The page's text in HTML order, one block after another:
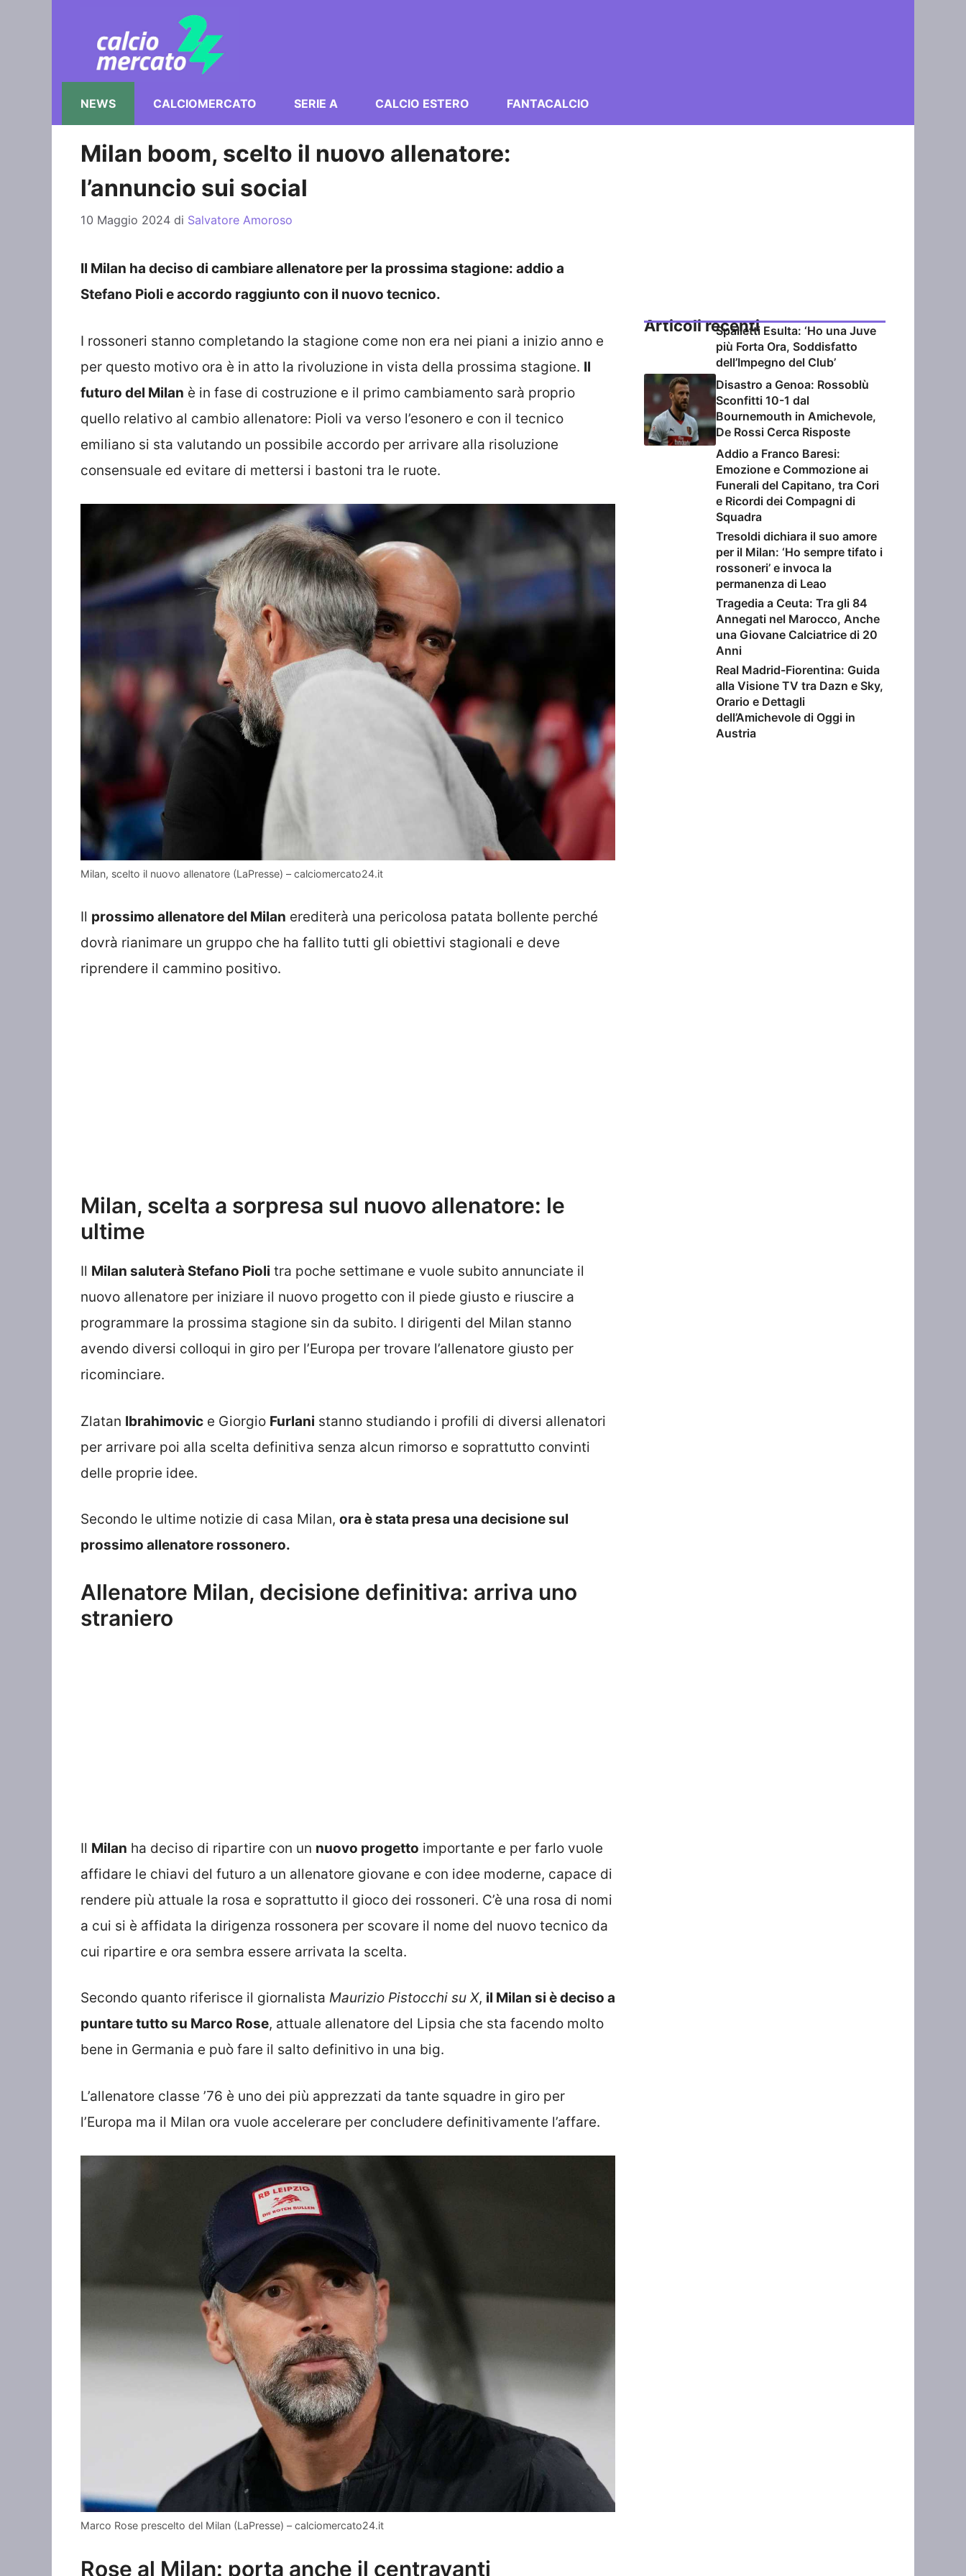
NEWS CALCIOMERCATO SERIE A CALCIO ESTERO FANTACALCIO
Milan boom, scelto il nuovo allenatore:
l’annuncio sui social
10 Maggio 2024 di Salvatore Amoroso
Il Milan ha deciso di cambiare allenatore per la prossima stagione: addio a
Stefano Pioli e accordo raggiunto con il nuovo tecnico.
I rossoneri stanno completando la stagione come non era nei piani a inizio anno e
per questo motivo ora è in atto la rivoluzione in vista della prossima stagione. Il
futuro del Milan è in fase di costruzione e il primo cambiamento sarà proprio
quello relativo al cambio allenatore: Pioli va verso l’esonero e con il tecnico
emiliano si sta valutando un possibile accordo per arrivare alla risoluzione
consensuale ed evitare di mettersi i bastoni tra le ruote.
Milan, scelto il nuovo allenatore (LaPresse) – calciomercato24.it
Il prossimo allenatore del Milan erediterà una pericolosa patata bollente perché
dovrà rianimare un gruppo che ha fallito tutti gli obiettivi stagionali e deve
riprendere il cammino positivo.
Milan, scelta a sorpresa sul nuovo allenatore: le
ultime
Il Milan saluterà Stefano Pioli tra poche settimane e vuole subito annunciate il
nuovo allenatore per iniziare il nuovo progetto con il piede giusto e riuscire a
programmare la prossima stagione sin da subito. I dirigenti del Milan stanno
avendo diversi colloqui in giro per l’Europa per trovare l’allenatore giusto per
ricominciare.
Zlatan Ibrahimovic e Giorgio Furlani stanno studiando i profili di diversi allenatori
per arrivare poi alla scelta definitiva senza alcun rimorso e soprattutto convinti
delle proprie idee.
Secondo le ultime notizie di casa Milan, ora è stata presa una decisione sul
prossimo allenatore rossonero.
Allenatore Milan, decisione definitiva: arriva uno
straniero
Il Milan ha deciso di ripartire con un nuovo progetto importante e per farlo vuole
affidare le chiavi del futuro a un allenatore giovane e con idee moderne, capace di
rendere più attuale la rosa e soprattutto il gioco dei rossoneri. C’è una rosa di nomi
a cui si è affidata la dirigenza rossonera per scovare il nome del nuovo tecnico da
cui ripartire e ora sembra essere arrivata la scelta.
Secondo quanto riferisce il giornalista Maurizio Pistocchi su X, il Milan si è deciso a
puntare tutto su Marco Rose, attuale allenatore del Lipsia che sta facendo molto
bene in Germania e può fare il salto definitivo in una big.
L’allenatore classe ’76 è uno dei più apprezzati da tante squadre in giro per
l’Europa ma il Milan ora vuole accelerare per concludere definitivamente l’affare.
Marco Rose prescelto del Milan (LaPresse) – calciomercato24.it
Rose al Milan: porta anche il centravanti
Articoli recentiSpalletti Esulta: ‘Ho una Juve
più Forta Ora, Soddisfatto
dell’Impegno del Club’
Disastro a Genoa: Rossoblù
Sconfitti 10-1 dal
Bournemouth in Amichevole,
De Rossi Cerca Risposte
Addio a Franco Baresi:
Emozione e Commozione ai
Funerali del Capitano, tra Cori
e Ricordi dei Compagni di
Squadra
Tresoldi dichiara il suo amore
per il Milan: ‘Ho sempre tifato i
rossoneri’ e invoca la
permanenza di Leao
Tragedia a Ceuta: Tra gli 84
Annegati nel Marocco, Anche
una Giovane Calciatrice di 20
Anni
Real Madrid-Fiorentina: Guida
alla Visione TV tra Dazn e Sky,
Orario e Dettagli
dell’Amichevole di Oggi in
Austria